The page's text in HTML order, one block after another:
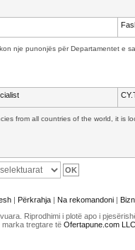
nje punonjës për Departamentet e
from all countries of the world, it is
| Përkrahja | Na rekomandoni |
Riprodhimi i plotë apo i
marka tregtare të Ofertapune.com LLC